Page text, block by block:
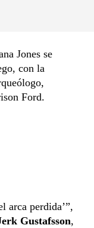
Jones se
con la
Ford.
arca perdida’”,
Gustafsson,